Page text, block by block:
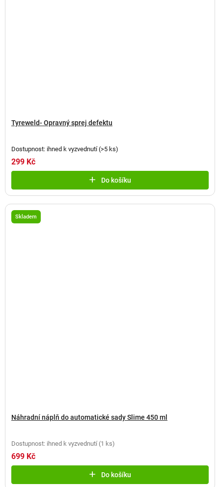
Tyreweld- Opravný sprej defektu
Dostupnost: ihned k vyzvednutí(>5 ks)
299 Kč
Do košíku
Skladem
Náhradní náplň do automatické sady Slime 450 ml
Dostupnost: ihned k vyzvednutí (1 ks)
699 Kč
Do košíku